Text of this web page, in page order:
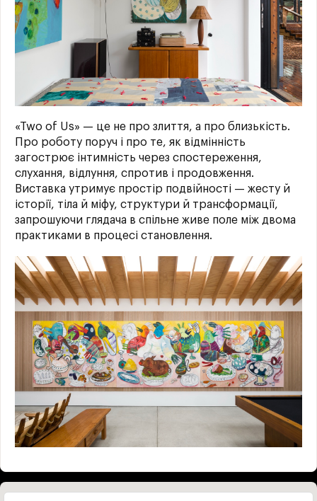
«Two of Us» — це не про злиття, а про близькість.
Про роботу поруч і про те, як відмінність
загострює інтимність через спостереження,
слухання, відлуння, спротив і продовження.
Виставка утримує простір подвійності — жесту й
історії, тіла й міфу, структури й трансформації,
запрошуючи глядача в спільне живе поле між двома
практиками в процесі становлення.